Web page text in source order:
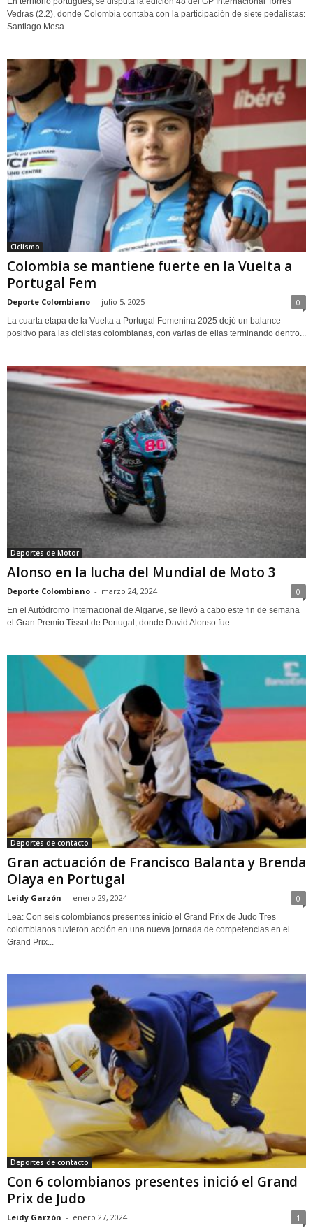
Vedras (2.2), donde Colombia contaba con la participación de siete pedalistas:
Santiago Mesa...
Ciclismo
Colombia se mantiene fuerte en la Vuelta a
Portugal Fem
Deporte Colombiano - julio 5, 2025 0
La cuarta etapa de la Vuelta a Portugal Femenina 2025 dejó un balance
positivo para las ciclistas colombianas, con varias de ellas terminando dentro...
Deportes de Motor
Alonso en la lucha del Mundial de Moto 3
Deporte Colombiano - marzo 24, 2024 0
En el Autódromo Internacional de Algarve, se llevó a cabo este fin de semana
el Gran Premio Tissot de Portugal, donde David Alonso fue...
Deportes de contacto
Gran actuación de Francisco Balanta y Brenda
Olaya en Portugal
Leidy Garzón - enero 29, 2024 0
Lea: Con seis colombianos presentes inició el Grand Prix de Judo Tres
colombianos tuvieron acción en una nueva jornada de competencias en el
Grand Prix...
Deportes de contacto
Con 6 colombianos presentes inició el Grand
Prix de Judo
Leidy Garzón - enero 27, 2024 1